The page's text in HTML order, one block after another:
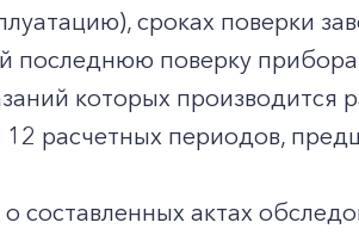
сроках поверки
последнюю поверку
которых производится
12 расчетных периодов,
составленных актах